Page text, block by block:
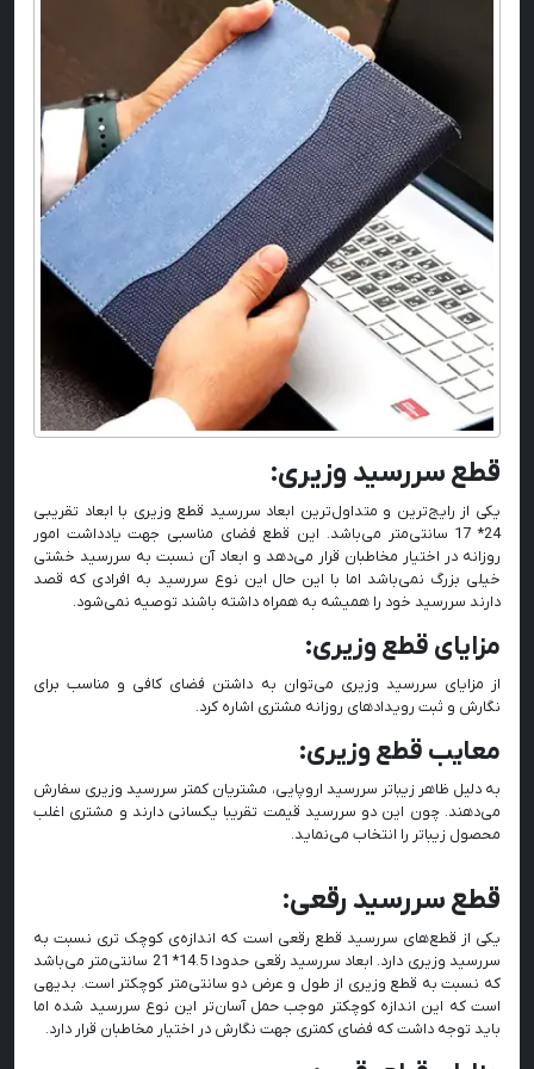
قطع سررسید وزیری:
یکی از رایج‌ترین و متداول‌ترین ابعاد سررسید قطع وزیری با ابعاد تقریبی
24* 17 سانتی‌متر می‌باشد. این قطع فضای مناسبی جهت یادداشت امور
روزانه در اختیار مخاطبان قرار می‌دهد و ابعاد آن نسبت به سررسید خشتی
خیلی بزرگ نمی‌باشد اما با این حال این نوع سررسید به افرادی که قصد
دارند سررسید خود را همیشه به همراه داشته باشند توصیه نمی‌شود.
مزایای قطع وزیری:
از مزایای سررسید وزیری می‌توان به داشتن فضای کافی و مناسب برای
نگارش و ثبت رویدادهای روزانه مشتری اشاره کرد.
معایب قطع وزیری:
به دلیل ظاهر زیباتر سررسید اروپایی، مشتریان کمتر سررسید وزیری سفارش
می‌دهند. چون این دو سررسید قیمت تقریبا یکسانی دارند و مشتری اغلب
محصول زیباتر را انتخاب می‌نماید.
قطع سررسید رقعی:
یکی از قطع‌های سررسید قطع رقعی است که اندازه‌ی کوچک تری نسبت به
سررسید وزیری دارد. ابعاد سررسید رقعی حدودا 14.5* 21 سانتی‌متر می‌باشد
که نسبت به قطع وزیری از طول و عرض دو سانتی‌متر کوچکتر است. بدیهی
است که این اندازه کوچکتر موجب حمل آسان‌تر این نوع سررسید شده اما
باید توجه داشت که فضای کمتری جهت نگارش در اختیار مخاطبان قرار دارد.